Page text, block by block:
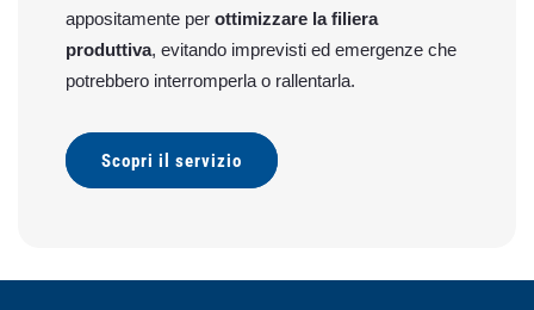
appositamente per ottimizzare la filiera
produttiva, evitando imprevisti ed emergenze che
potrebbero interromperla o rallentarla.
Scopri il servizio